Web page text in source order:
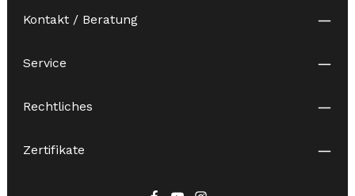
Kontakt / Beratung
Service
Rechtliches
Zertifikate